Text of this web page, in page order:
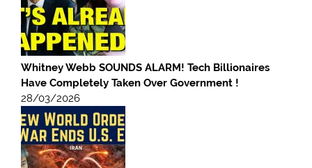
Whitney Webb SOUNDS ALARM! Tech Billionaires
Have Completely Taken Over Government !
28/03/2026